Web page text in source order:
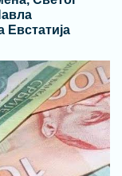
Евстатија